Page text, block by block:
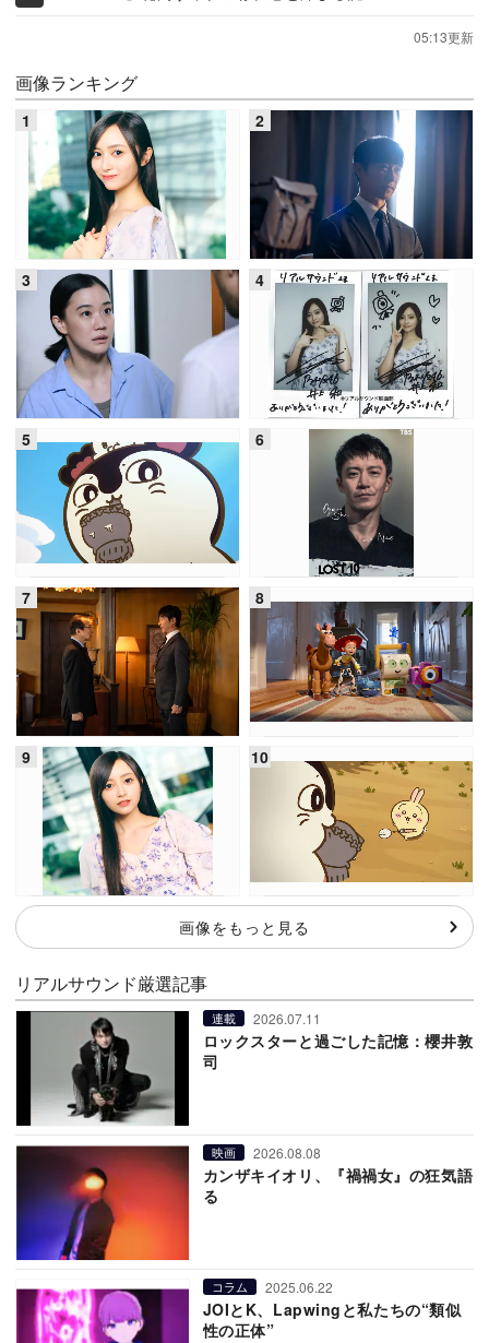
05:13更新
画像ランキング
画像をもっと見る
リアルサウンド厳選記事
連載 2026.07.11
ロックスターと過ごした記憶：櫻井敦
司
映画 2026.08.08
カンザキイオリ、『禍禍女』の狂気語
る
コラム 2025.06.22
JOIとK、Lapwingと私たちの“類似
性の正体”